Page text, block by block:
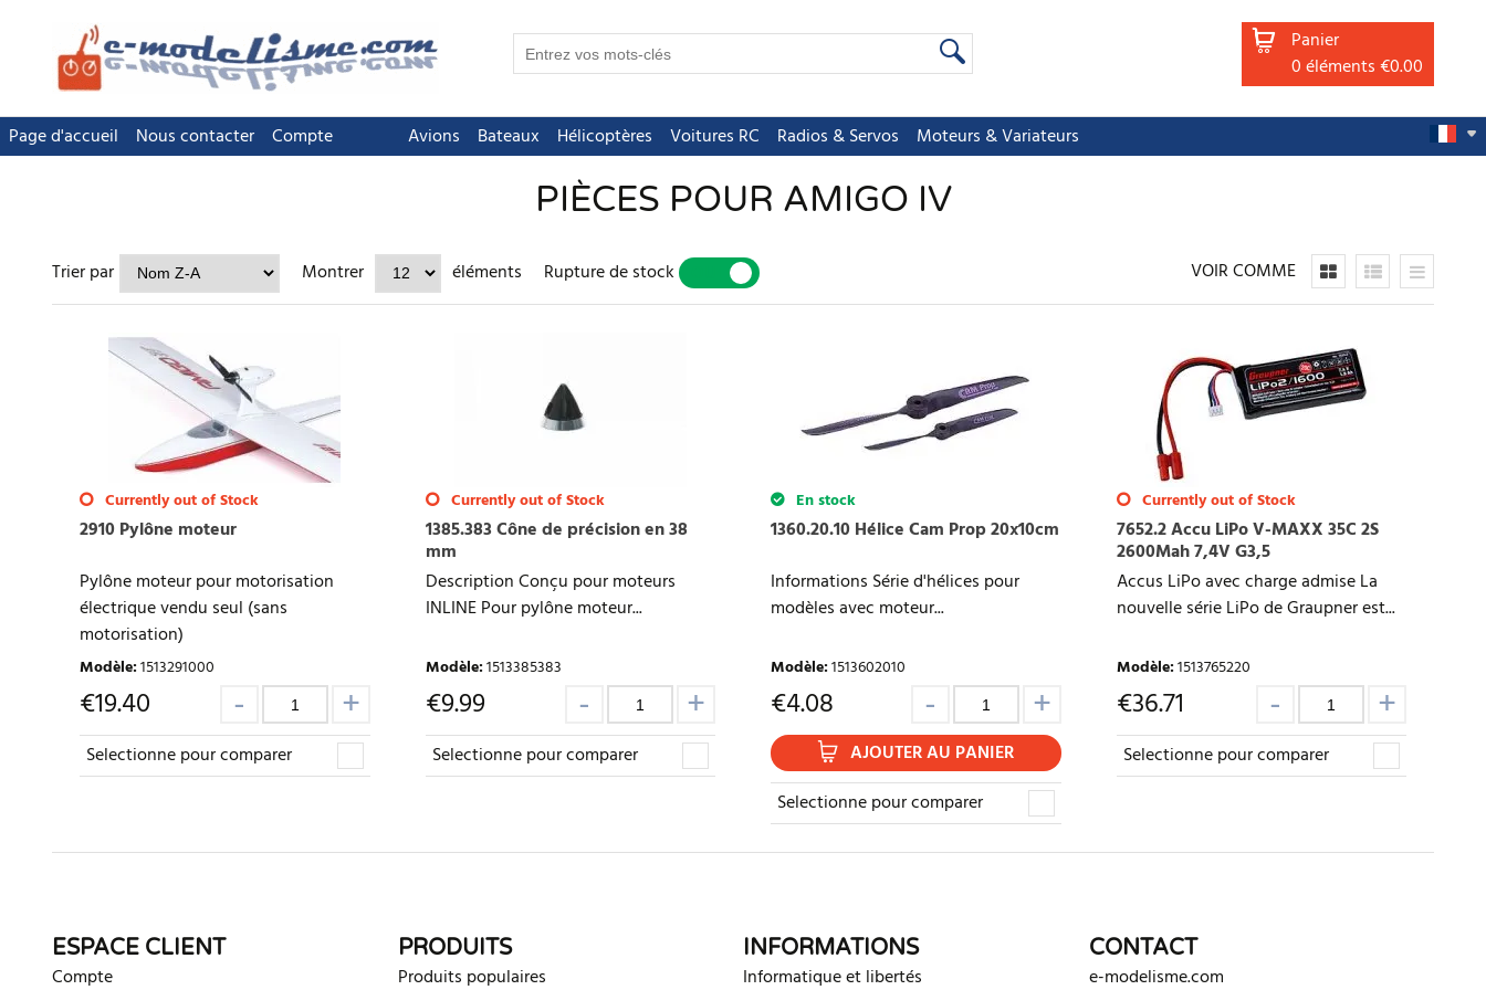
Panier
0éléments€0.00
Page d'accueil Nous contacter Compte Avions Bateaux Hélicoptères Voitures RC Radios & Servos Moteurs & Variateurs
PIÈCES POUR AMIGO IV
VOIR COMME
Trier par Montrer éléments Rupture de stock
Currently out of Stock
2910 Pylône moteur
Pylône moteur pour motorisation
électrique vendu seul (sans
motorisation)
Modèle:1513291000
€19.40
Selectionne pour comparer
Currently out of Stock
1385.383 Cône de précision en 38
mm
Description Conçu pour moteurs
INLINE Pour pylône moteur...
Modèle:1513385383
€9.99
Selectionne pour comparer
En stock
1360.20.10 Hélice Cam Prop 20x10cm
Informations Série d'hélices pour
modèles avec moteur...
Modèle:1513602010
€4.08
AJOUTER AU PANIER
Selectionne pour comparer
Currently out of Stock
7652.2 Accu LiPo V-MAXX 35C 2S
2600Mah 7,4V G3,5
Accus LiPo avec charge admise La
nouvelle série LiPo de Graupner est...
Modèle:1513765220
€36.71
Selectionne pour comparer
ESPACE CLIENT
Compte
PRODUITS
Produits populaires
INFORMATIONS
Informatique et libertés
CONTACT
e-modelisme.com